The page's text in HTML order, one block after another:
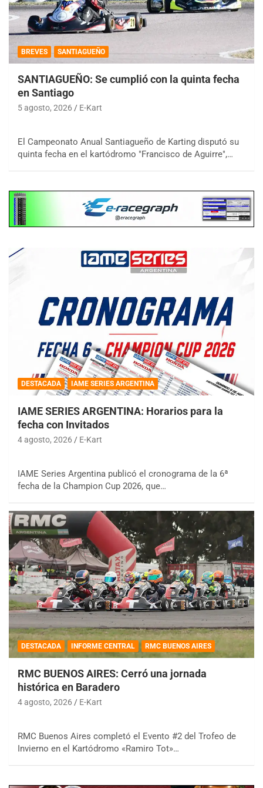
BREVES SANTIAGUEÑO
SANTIAGUEÑO: Se cumplió con la quinta fecha
en Santiago
5 agosto, 2026 E-Kart
El Campeonato Anual Santiagueño de Karting disputó su
quinta fecha en el kartódromo "Francisco de Aguirre",…
DESTACADA IAME SERIES ARGENTINA
IAME SERIES ARGENTINA: Horarios para la
fecha con Invitados
4 agosto, 2026 E-Kart
IAME Series Argentina publicó el cronograma de la 6ª
fecha de la Champion Cup 2026, que…
DESTACADA INFORME CENTRAL RMC BUENOS AIRES
RMC BUENOS AIRES: Cerró una jornada
histórica en Baradero
4 agosto, 2026 E-Kart
RMC Buenos Aires completó el Evento #2 del Trofeo de
Invierno en el Kartódromo «Ramiro Tot»…